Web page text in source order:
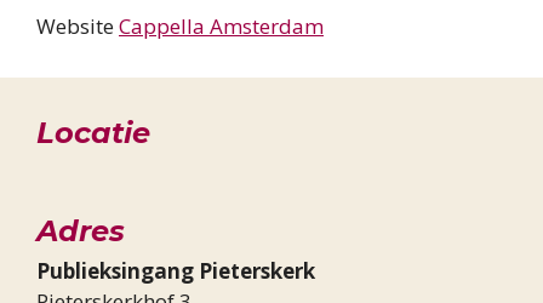
WebsiteCappella Amsterdam
Locatie
Adres
Publieksingang Pieterskerk